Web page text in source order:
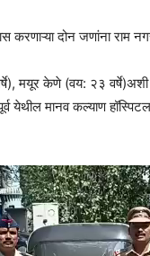
करणाऱ्या दोन जणांना
मयूर केणे (वय: २३ वर्षे)अशी
येथील मानव कल्याण